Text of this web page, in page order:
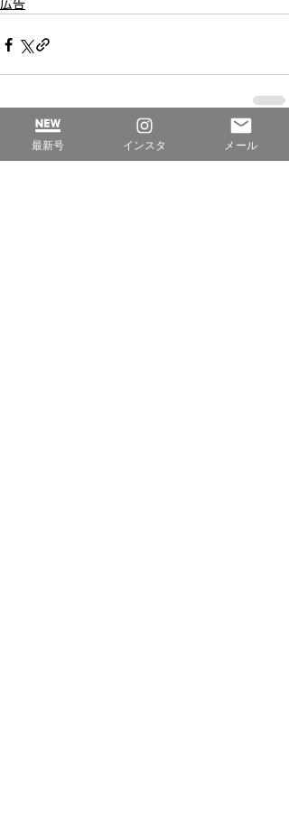
広告
最新記事 すべて表示
最新号 インスタ メール